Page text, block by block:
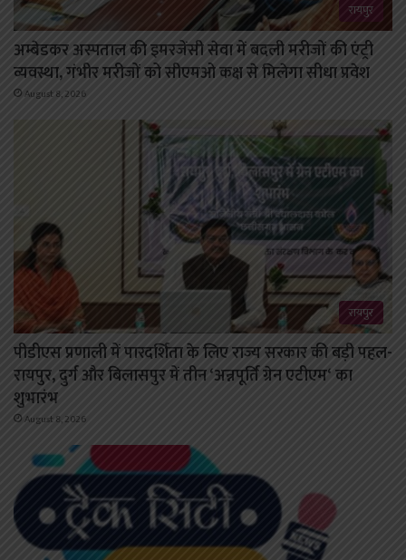
रायपुर
अम्बेडकर अस्पताल की इमरजेंसी सेवा में बदली मरीजों की एंट्री
व्यवस्था, गंभीर मरीजों को सीएमओ कक्ष से मिलेगा सीधा प्रवेश
August 8, 2026
रायपुर
पीडीएस प्रणाली में पारदर्शिता के लिए राज्य सरकार की बड़ी पहल-
रायपुर, दुर्ग और बिलासपुर में तीन ‘अन्नपूर्ति ग्रेन एटीएम‘ का
शुभारंभ
August 8, 2026